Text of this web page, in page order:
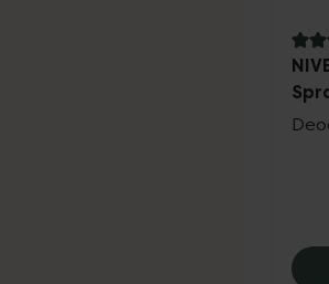
4.5